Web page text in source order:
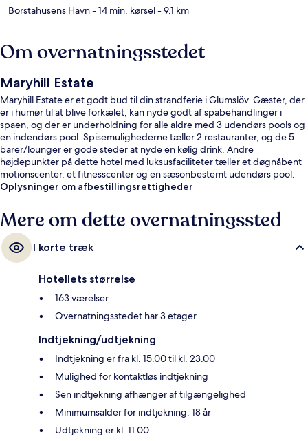
Borstahusens Havn- 14 min. kørsel- 9.1 km
Om overnatningsstedet
Maryhill Estate
Maryhill Estate er et godt bud til din strandferie i Glumslöv. Gæster, der
er i humør til at blive forkælet, kan nyde godt af spabehandlinger i
spaen, og der er underholdning for alle aldre med 3 udendørs pools og
en indendørs pool. Spisemulighederne tæller 2 restauranter, og de 5
barer/lounger er gode steder at nyde en kølig drink. Andre
højdepunkter på dette hotel med luksusfaciliteter tæller et døgnåbent
motionscenter, et fitnesscenter og en sæsonbestemt udendørs pool.
Oplysninger om afbestillingsrettigheder
Mere om dette overnatningssted
I korte træk
Hotellets størrelse
163 værelser
Overnatningsstedet har 3 etager
Indtjekning/udtjekning
Indtjekning er fra kl. 15.00 til kl. 23.00
Mulighed for kontaktløs indtjekning
Sen indtjekning afhænger af tilgængelighed
Minimumsalder for indtjekning: 18 år
Udtjekning er kl. 11.00